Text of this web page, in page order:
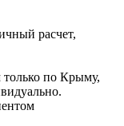
расчет,
только по Крыму,